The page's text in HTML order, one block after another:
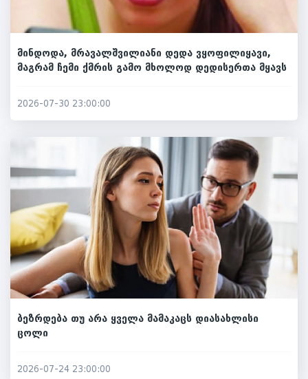
მინდოდა, მრავალშვილიანი დედა ვყოფილიყავი,
მაგრამ ჩემი ქმრის გამო მხოლოდ დედისერთა მყავს
2026-07-30 23:00:00
ბეზრდება თუ არა ყველა მამაკაცს დიასახლისი
ცოლი
2026-07-24 23:00:00